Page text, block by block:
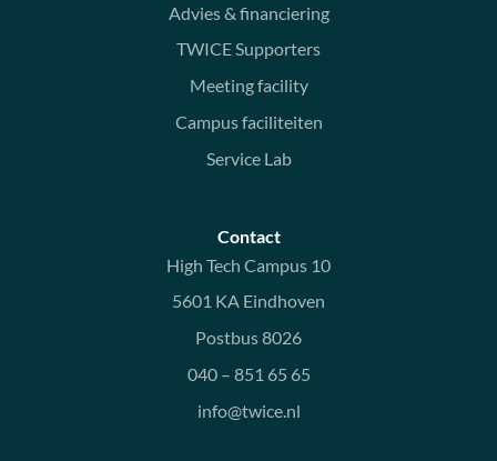
Advies & financiering
TWICE Supporters
Meeting facility
Campus faciliteiten
Service Lab
Contact
High Tech Campus 10
5601 KA Eindhoven
Postbus 8026
040 – 851 65 65
info@twice.nl